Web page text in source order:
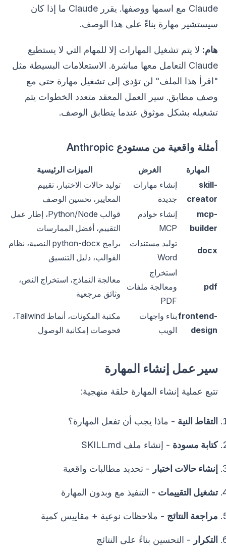
Claude مع اسمها ووصفها. يقرر Claude ما إذا كان
سيستشير مهارة بناءً على هذا الوصف.
هام: لا يتم تشغيل المهارات إلا للمهام التي لا يستطيع
Claude التعامل معها مباشرة. الاستعلامات البسيطة مثل
"اقرأ هذا الملف" لن تؤدي إلى تشغيل مهارة حتى مع
وصف مطابق. سير العمل المعقد متعدد الخطوات يتم
تشغيله بشكل موثوق عندما يتطابق الوصف.
أمثلة واقعية من مستودع Anthropic
المهارة الغرض
الميزات الرئيسية
skill-
creator
إنشاء مهارات
جديدة
توليد حالات الاختبار، تقييم
المعايير، تحسين الوصف
mcp-
builder
إنشاء خوادم
MCP
قوالب Python/Node، إطار عمل
التقييم، أفضل الممارسات
docx
توليد مستندات
Word
برامج python-docx النصية، نظام
القوالب، دليل التنسيق
pdf
استخراج
ومعالجة ملفات
PDF
معالجة النماذج، استخراج النص،
وثائق مرجعية
frontend-
design
بناء واجهات
الويب
مكتبة المكونات، أنماط Tailwind،
فحوصات إمكانية الوصول
سير عمل إنشاء المهارة
تتبع عملية إنشاء المهارة حلقة منهجية:
التقاط النية - ماذا يجب أن تفعل المهارة؟
كتابة مسودة - إنشاء ملف SKILL.md
إنشاء حالات اختبار - تحديد مطالبات واقعية
تشغيل التقييمات - التنفيذ مع وبدون المهارة
مراجعة النتائج - ملاحظات نوعية + مقاييس كمية
التكرار - التحسين بناءً على النتائج